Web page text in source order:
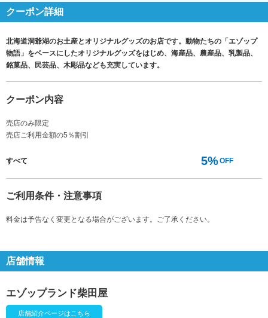
クーポン詳細
北海道洞爺湖のお土産とオリジナルグッズのお店です。動物たちの「エゾップ
物語」をベースにしたオリジナルグッズをはじめ、海産品、農産品、乳製品、
銘菓品、民芸品、木彫品なども充実しています。
クーポン内容
売店のみ限定
売店ご利用金額の5％割引
すべて 5%OFF
ご利用条件・注意事項
料金は予告なく変更となる場合がございます。ご了承ください。
店舗情報
エゾップランド柴田屋
店舗紹介ページはこちら